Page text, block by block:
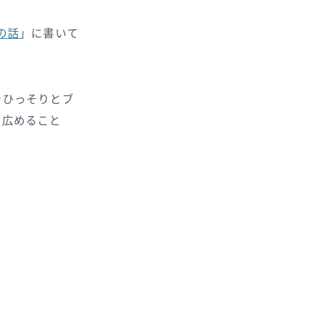
話 」に書いて
ひっそりとブ
めること